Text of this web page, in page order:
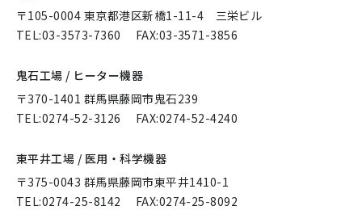
〒105-0004 東京都港区新橋1-11-4 三栄ビル
TEL:03-3573-7360 FAX:03-3571-3856
鬼石工場 / ヒーター機器
〒370-1401 群馬県藤岡市鬼石239
TEL:0274-52-3126 FAX:0274-52-4240
東平井工場 / 医用・科学機器
〒375-0043 群馬県藤岡市東平井1410-1
TEL:0274-25-8142 FAX:0274-25-8092